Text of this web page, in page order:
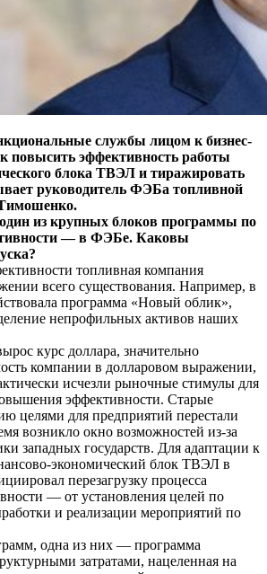
службы лицом к бизнес-
повысить эффективность работы
блока ТВЭЛ и тиражировать
руководитель ФЭБа топливной
из крупных блоков программы по
— в ФЭБе. Каковы
топливная компания
всего существования. Например, в
программа «Новый облик»,
непрофильных активов наших
курс доллара, значительно
компании в долларовом выражении,
исчезли рыночные стимулы для
эффективности. Старые
целями для предприятий перестали
возникло окно возможностей из-за
западных государств. Для адаптации к
экономический блок ТВЭЛ в
перезагрузку процесса
— от установления целей по
и реализации мероприятий по
одна из них — программа
затратами, нацеленная на